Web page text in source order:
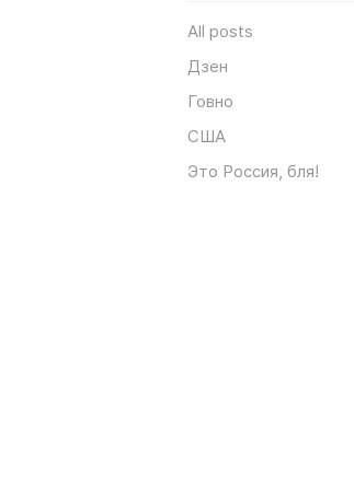
All posts
Дзен
Говно
США
Это Россия, бля!